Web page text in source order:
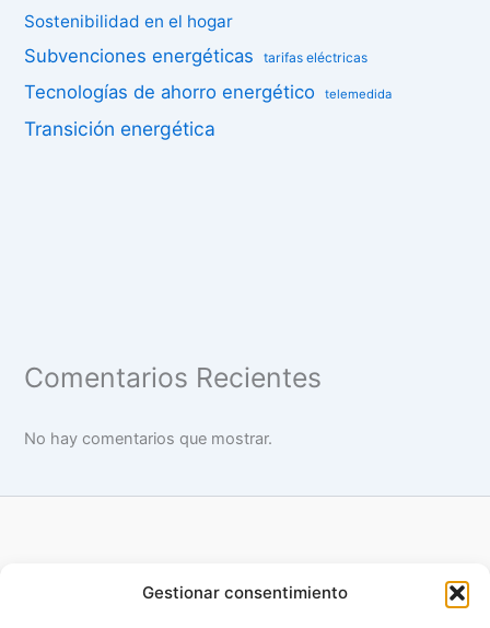
Gestionar consentimiento
Sostenibilidad en el hogar
Subvenciones energéticas tarifas eléctricas
Tecnologías de ahorro energético telemedida
Transición energética
Comentarios Recientes
No hay comentarios que mostrar.